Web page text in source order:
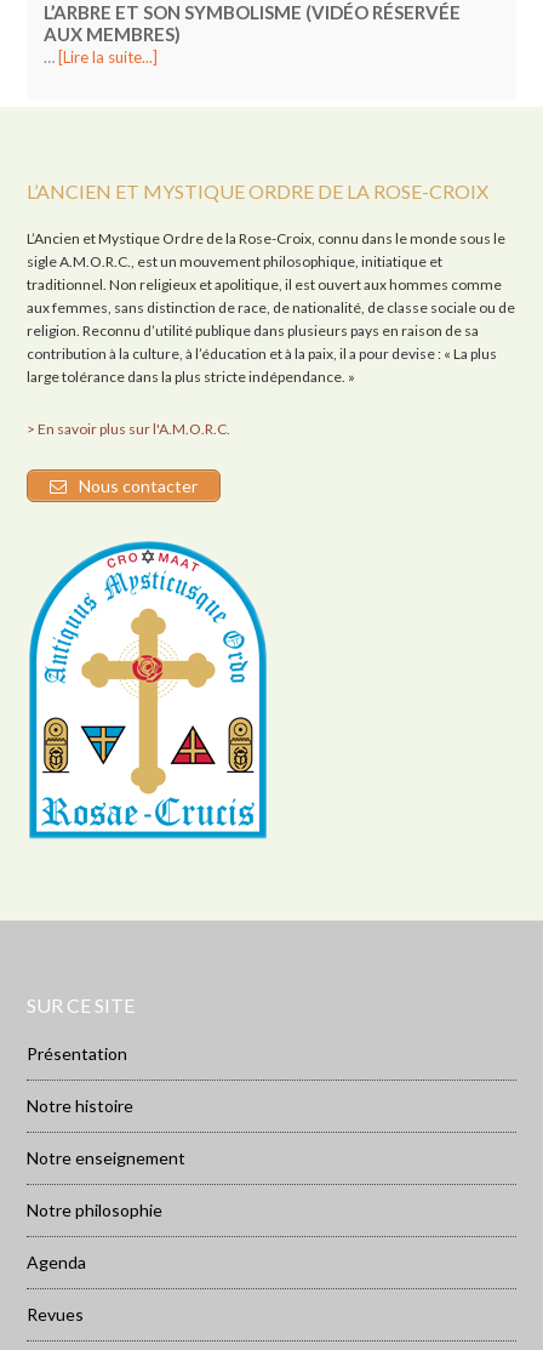
L’ARBRE ET SON SYMBOLISME (VIDÉO RÉSERVÉE
AUX MEMBRES)
… [Lire la suite...]
L’ANCIEN ET MYSTIQUE ORDRE DE LA ROSE-CROIX
L’Ancien et Mystique Ordre de la Rose-Croix, connu dans le monde sous le
sigle A.M.O.R.C., est un mouvement philosophique, initiatique et
traditionnel. Non religieux et apolitique, il est ouvert aux hommes comme
aux femmes, sans distinction de race, de nationalité, de classe sociale ou de
religion. Reconnu d’utilité publique dans plusieurs pays en raison de sa
contribution à la culture, à l’éducation et à la paix, il a pour devise : « La plus
large tolérance dans la plus stricte indépendance. »
> En savoir plus sur l'A.M.O.R.C.
Nous contacter
SUR CE SITE
Présentation
Notre histoire
Notre enseignement
Notre philosophie
Agenda
Revues